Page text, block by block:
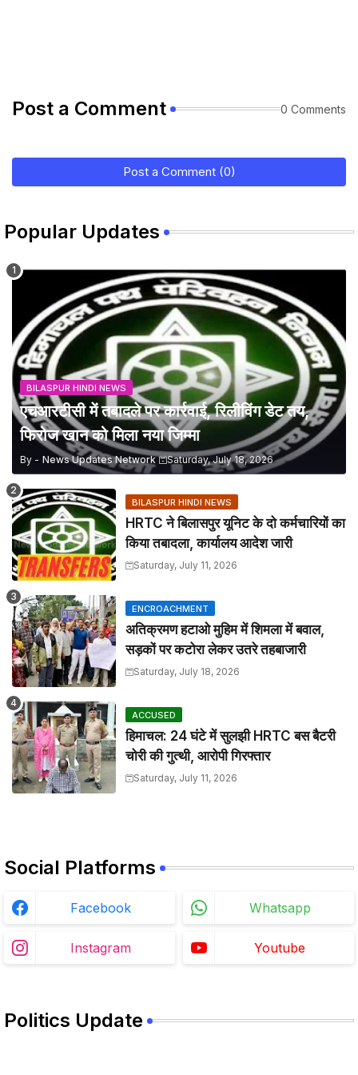
Post a Comment 0 Comments
Post a Comment (0)
Popular Updates
BILASPUR HINDI NEWS
एचआरटीसी में तबादले पर कार्रवाई, रिलीविंग डेट तय,
फिरोज खान को मिला नया जिम्मा
By - News Updates Network Saturday, July 18, 2026
BILASPUR HINDI NEWS
HRTC ने बिलासपुर यूनिट के दो कर्मचारियों का
किया तबादला, कार्यालय आदेश जारी
Saturday, July 11, 2026
ENCROACHMENT
अतिक्रमण हटाओ मुहिम में शिमला में बवाल,
सड़कों पर कटोरा लेकर उतरे तहबाजारी
Saturday, July 18, 2026
ACCUSED
हिमाचल: 24 घंटे में सुलझी HRTC बस बैटरी
चोरी की गुत्थी, आरोपी गिरफ्तार
Saturday, July 11, 2026
Social Platforms
Facebook Whatsapp
Instagram Youtube
Politics Update